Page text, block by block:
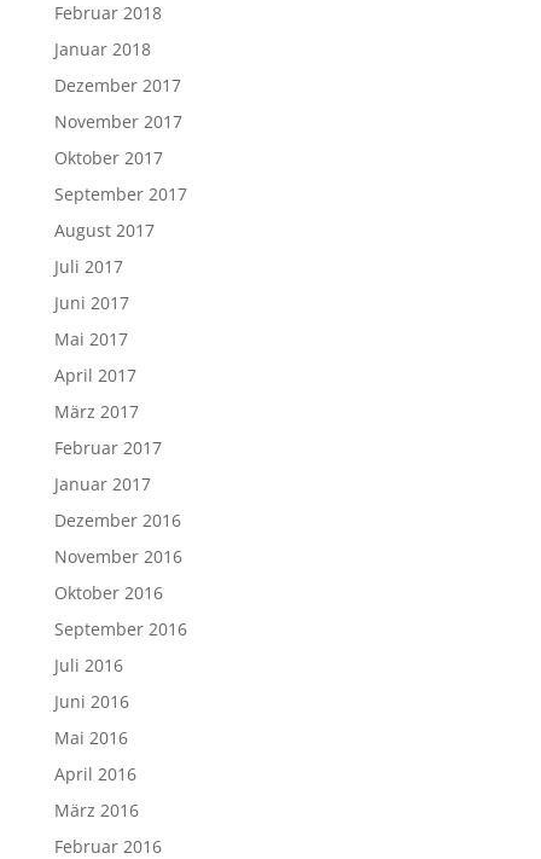
Februar 2018
Januar 2018
Dezember 2017
November 2017
Oktober 2017
September 2017
August 2017
Juli 2017
Juni 2017
Mai 2017
April 2017
März 2017
Februar 2017
Januar 2017
Dezember 2016
November 2016
Oktober 2016
September 2016
Juli 2016
Juni 2016
Mai 2016
April 2016
März 2016
Februar 2016